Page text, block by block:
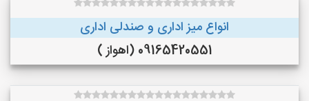
انواع میز اداری و صندلی اداری
09165420551 (اهواز )